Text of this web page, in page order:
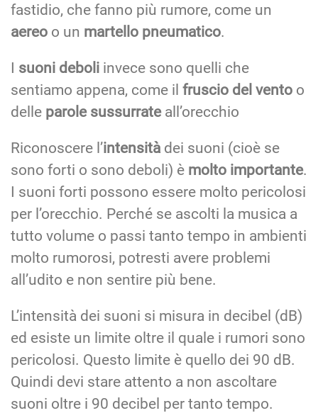
fastidio, che fanno più rumore, come un
aereo o un martello pneumatico.
I suoni deboli invece sono quelli che
sentiamo appena, come il fruscio del vento o
delle parole sussurrateall’orecchio
Riconoscere l’intensità dei suoni (cioè se
sono forti o sono deboli) è molto importante.
I suoni forti possono essere molto pericolosi
per l’orecchio. Perché se ascolti la musica a
tutto volume o passi tanto tempo in ambienti
molto rumorosi, potresti avere problemi
all’udito e non sentire più bene.
L’intensità dei suoni si misura in decibel (dB)
ed esiste un limite oltre il quale i rumori sono
pericolosi. Questo limite è quello dei 90 dB.
Quindi devi stare attento a non ascoltare
suoni oltre i 90 decibel per tanto tempo.